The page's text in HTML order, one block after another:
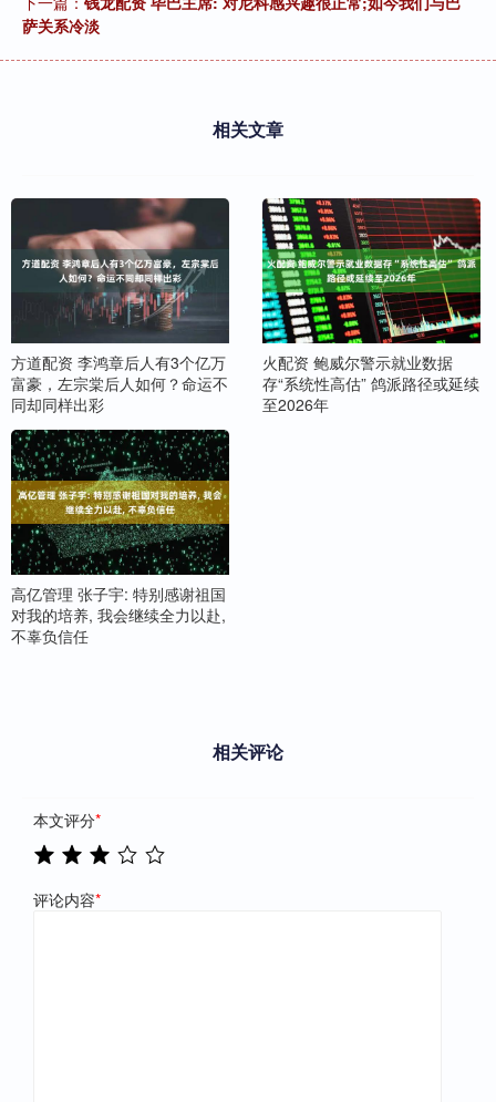
萨关系冷淡
相关文章
方道配资 李鸿章后人有3个亿万
富豪，左宗棠后人如何？命运不
同却同样出彩
火配资 鲍威尔警示就业数据
存“系统性高估” 鸽派路径或延续
至2026年
高亿管理 张子宇: 特别感谢祖国
对我的培养, 我会继续全力以赴,
不辜负信任
相关评论
本文评分*
评论内容*